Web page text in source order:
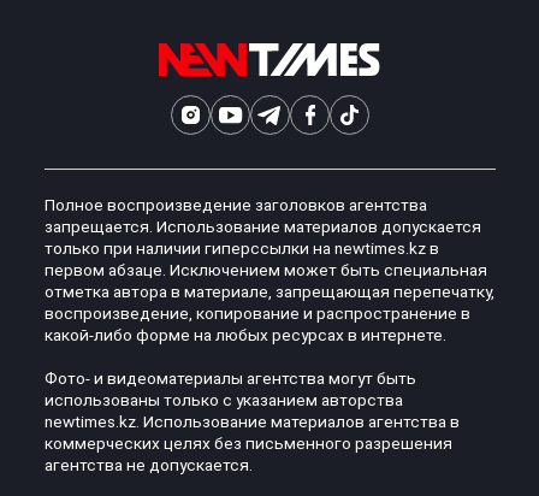
Полное воспроизведение заголовков агентства
запрещается. Использование материалов допускается
только при наличии гиперссылки на newtimes.kz в
первом абзаце. Исключением может быть специальная
отметка автора в материале, запрещающая перепечатку,
воспроизведение, копирование и распространение в
какой-либо форме на любых ресурсах в интернете.
Фото- и видеоматериалы агентства могут быть
использованы только с указанием авторства
newtimes.kz. Использование материалов агентства в
коммерческих целях без письменного разрешения
агентства не допускается.